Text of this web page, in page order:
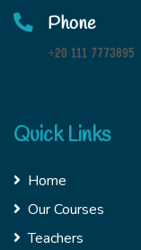
Phone
+20 111 7773895
Quick Links
Home
Our Courses
Teachers